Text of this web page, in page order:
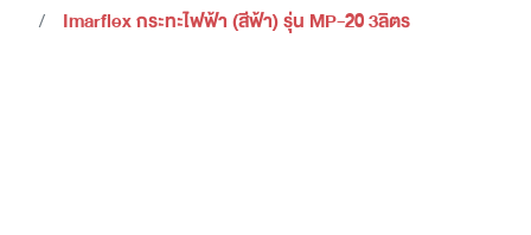
Imarflex กระทะไฟฟ้า (สีฟ้า) รุ่น MP-20 3ลิตร